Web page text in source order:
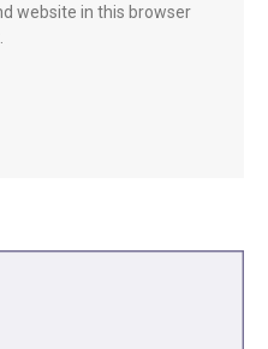
website in this browser